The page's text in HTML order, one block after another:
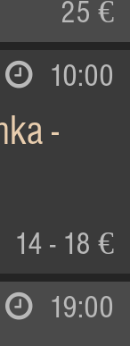
25 €
10:00
-
14 - 18 €
19:00